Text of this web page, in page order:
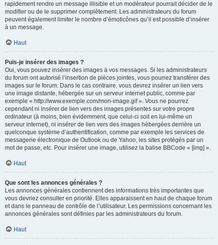
rapidement rendre un message illisible et un modérateur pourrait décider de le
modifier ou de le supprimer complètement. Les administrateurs du forum
peuvent également limiter le nombre d’émoticônes qu’il est possible d’insérer
à un message.
Haut
Puis-je insérer des images ?
Oui, vous pouvez insérer des images à vos messages. Si les administrateurs
du forum ont autorisé l’insertion de pièces jointes, vous pourrez transférer des
images sur le forum. Dans le cas contraire, vous devrez insérer un lien vers
une image distante, hébergée sur un serveur internet public, comme par
exemple « http://www.exemple.com/mon-image.gif ». Vous ne pourrez
cependant ni insérer de lien vers des images présentes sur votre propre
ordinateur (à moins, bien évidemment, que celui-ci soit en lui-même un
serveur internet), ni insérer de lien vers des images hébergées derrière un
quelconque système d’authentification, comme par exemple les services de
messagerie électronique de Outlook ou de Yahoo, les sites protégés par un
mot de passe, etc. Pour insérer une image, utilisez la balise BBCode « [img] ».
Haut
Que sont les annonces générales ?
Les annonces générales contiennent des informations très importantes que
vous devriez consulter en priorité. Elles apparaissent en haut de chaque forum
et dans le panneau de contrôle de l’utilisateur. Les permissions concernant les
annonces générales sont définies par les administrateurs du forum.
Haut